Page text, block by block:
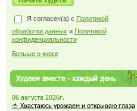
Я согласен(а) с Политикой
обработки данных и Политикой
конфиденциальности
Больше о курсе
Худеем вместе - каждый день
06 августа 2026г.
🍅 Хвастаюсь урожаем и открываю глаза